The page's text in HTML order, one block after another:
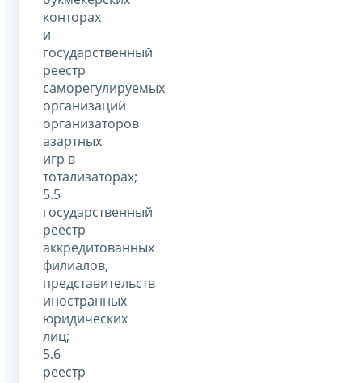
конторах
и
государственный
реестр
саморегулируемых
организаций
организаторов
азартных
игр в
тотализаторах;
5.5
государственный
реестр
аккредитованных
филиалов,
представительств
иностранных
юридических
лиц;
5.6
реестр